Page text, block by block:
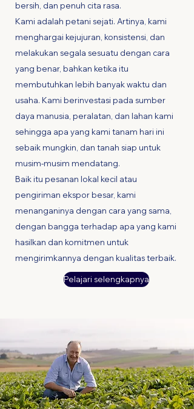
bersih, dan penuh cita rasa.
Kami adalah petani sejati. Artinya, kami
menghargai kejujuran, konsistensi, dan
melakukan segala sesuatu dengan cara
yang benar, bahkan ketika itu
membutuhkan lebih banyak waktu dan
usaha. Kami berinvestasi pada sumber
daya manusia, peralatan, dan lahan kami
sehingga apa yang kami tanam hari ini
sebaik mungkin, dan tanah siap untuk
musim-musim mendatang.
Baik itu pesanan lokal kecil atau
pengiriman ekspor besar, kami
menanganinya dengan cara yang sama,
dengan bangga terhadap apa yang kami
hasilkan dan komitmen untuk
mengirimkannya dengan kualitas terbaik.
Pelajari selengkapnya